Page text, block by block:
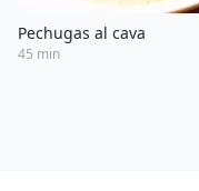
Pechugas al cava
45 min